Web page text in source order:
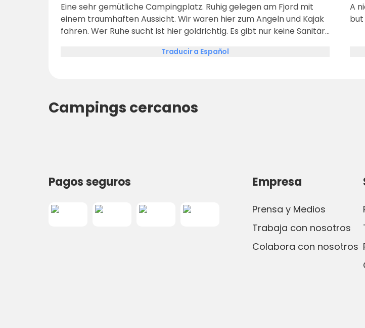
Eine sehr gemütliche Campingplatz. Ruhig gelegen am Fjord mit
einem traumhaften Aussicht. Wir waren hier zum Angeln und Kajak
fahren. Wer Ruhe sucht ist hier goldrichtig. Es gibt nur keine Sanitär
Traducir a Español
A
but
Campings cercanos
Pagos seguros Empresa
Prensa y Medios
Trabaja con nosotros
Colabora con nosotros